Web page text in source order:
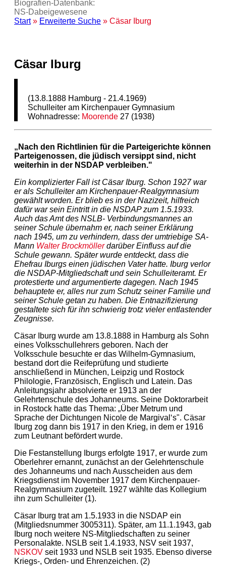
Biografien-Datenbank:
NS‑Dabeigewesene
Start» Erweiterte Suche » Cäsar Iburg
Cäsar Iburg
(13.8.1888 Hamburg - 21.4.1969)
Schulleiter am Kirchenpauer Gymnasium
Wohnadresse: Moorende 27 (1938)
„Nach den Richtlinien für die Parteigerichte können
Parteigenossen, die jüdisch versippt sind, nicht
weiterhin in der NSDAP verbleiben."
Ein komplizierter Fall ist Cäsar Iburg. Schon 1927 war
er als Schulleiter am Kirchenpauer-Realgymnasium
gewählt worden. Er blieb es in der Nazizeit, hilfreich
dafür war sein Eintritt in die NSDAP zum 1.5.1933.
Auch das Amt des NSLB- Verbindungsmannes an
seiner Schule übernahm er, nach seiner Erklärung
nach 1945, um zu verhindern, dass der umtriebige SA-
Mann Walter Brockmöllerdarüber Einfluss auf die
Schule gewann. Später wurde entdeckt, dass die
Ehefrau Iburgs einen jüdischen Vater hatte. Iburg verlor
die NSDAP-Mitgliedschaft und sein Schulleiteramt. Er
protestierte und argumentierte dagegen. Nach 1945
behauptete er, alles nur zum Schutz seiner Familie und
seiner Schule getan zu haben. Die Entnazifizierung
gestaltete sich für ihn schwierig trotz vieler entlastender
Zeugnisse.
Cäsar Iburg wurde am 13.8.1888 in Hamburg als Sohn
eines Volksschullehrers geboren. Nach der
Volksschule besuchte er das Wilhelm-Gymnasium,
bestand dort die Reifeprüfung und studierte
anschließend in München, Leipzig und Rostock
Philologie, Französisch, Englisch und Latein. Das
Anleitungsjahr absolvierte er 1913 an der
Gelehrtenschule des Johanneums. Seine Doktorarbeit
in Rostock hatte das Thema: „Über Metrum und
Sprache der Dichtungen Nicole de Margival‘s". Cäsar
Iburg zog dann bis 1917 in den Krieg, in dem er 1916
zum Leutnant befördert wurde.
Die Festanstellung Iburgs erfolgte 1917, er wurde zum
Oberlehrer ernannt, zunächst an der Gelehrtenschule
des Johanneums und nach Ausscheiden aus dem
Kriegsdienst im November 1917 dem Kirchenpauer-
Realgymnasium zugeteilt. 1927 wählte das Kollegium
ihn zum Schulleiter (1).
Cäsar Iburg trat am 1.5.1933 in die NSDAP ein
(Mitgliedsnummer 3005311). Später, am 11.1.1943, gab
Iburg noch weitere NS-Mitgliedschaften zu seiner
Personalakte. NSLB seit 1.4.1933, NSV seit 1937,
NSKOV seit 1933 und NSLB seit 1935. Ebenso diverse
Kriegs-, Orden- und Ehrenzeichen. (2)